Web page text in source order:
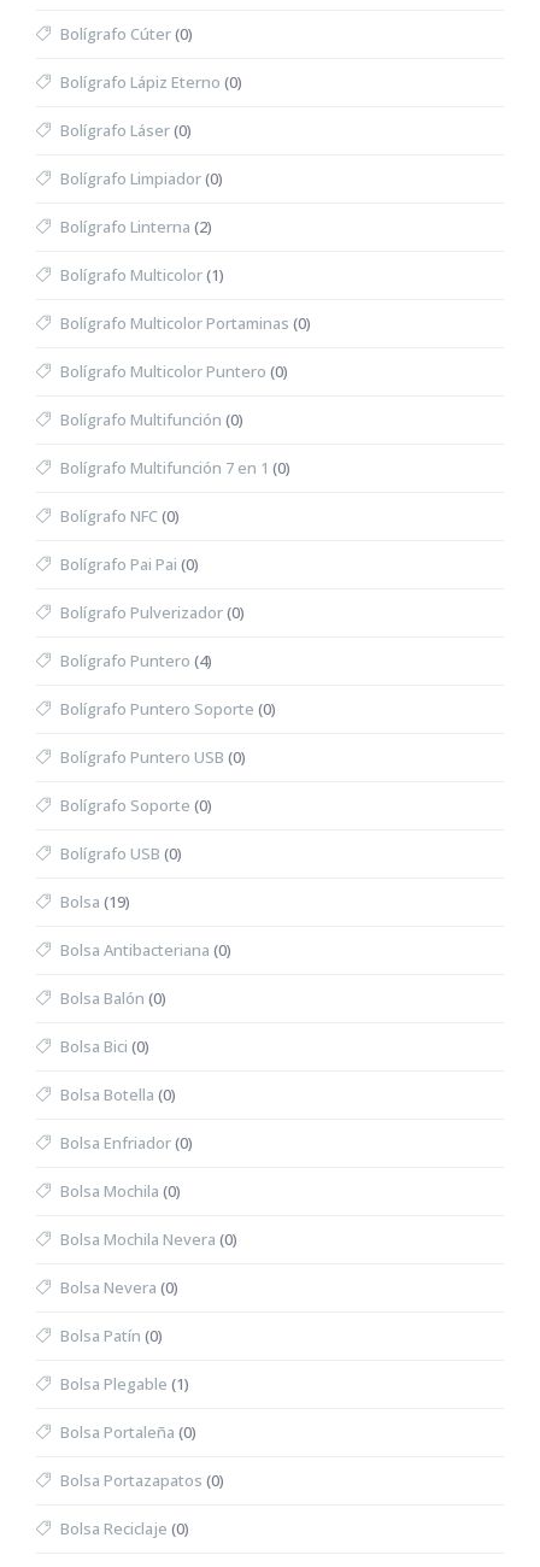
Bolígrafo Cúter(0)
Bolígrafo Lápiz Eterno (0)
Bolígrafo Láser(0)
Bolígrafo Limpiador(0)
Bolígrafo Linterna (2)
Bolígrafo Multicolor(1)
Bolígrafo Multicolor Portaminas (0)
Bolígrafo Multicolor Puntero (0)
Bolígrafo Multifunción (0)
Bolígrafo Multifunción 7 en 1 (0)
Bolígrafo NFC(0)
Bolígrafo Pai Pai (0)
Bolígrafo Pulverizador(0)
Bolígrafo Puntero (4)
Bolígrafo Puntero Soporte (0)
Bolígrafo Puntero USB (0)
Bolígrafo Soporte (0)
Bolígrafo USB (0)
Bolsa (19)
Bolsa Antibacteriana (0)
Bolsa Balón (0)
Bolsa Bici (0)
Bolsa Botella (0)
Bolsa Enfriador(0)
Bolsa Mochila (0)
Bolsa Mochila Nevera (0)
Bolsa Nevera (0)
Bolsa Patín (0)
Bolsa Plegable (1)
Bolsa Portaleña (0)
Bolsa Portazapatos (0)
Bolsa Reciclaje (0)